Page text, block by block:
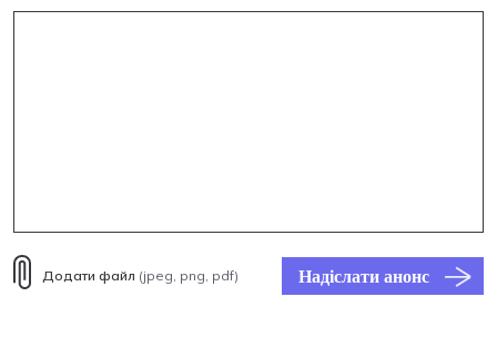
Додати файл (jpeg, png, pdf) Надіслати анонс